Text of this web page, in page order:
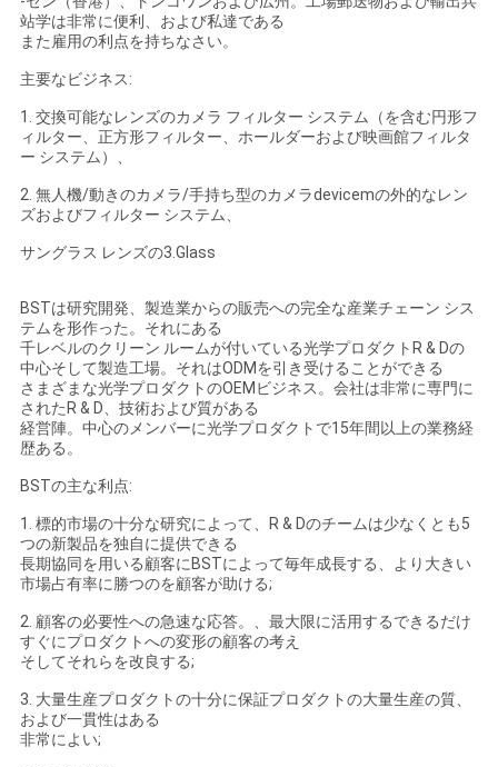
站学は非常に便利、および私達である
また雇用の利点を持ちなさい。
主要なビジネス:
1. 交換可能なレンズのカメラ フィルター システム（を含む円形フ
ィルター、正方形フィルター、ホールダーおよび映画館フィルタ
ー システム）、
2. 無人機/動きのカメラ/手持ち型のカメラdevicemの外的なレン
ズおよびフィルター システム、
サングラス レンズの3.Glass
BSTは研究開発、製造業からの販売への完全な産業チェーン シス
テムを形作った。それにある
千レベルのクリーン ルームが付いている光学プロダクトR & Dの
中心そして製造工場。それはODMを引き受けることができる
さまざまな光学プロダクトのOEMビジネス。会社は非常に専門に
されたR & D、技術および質がある
経営陣。中心のメンバーに光学プロダクトで15年間以上の業務経
歴ある。
BSTの主な利点:
1. 標的市場の十分な研究によって、R & Dのチームは少なくとも5
つの新製品を独自に提供できる
長期協同を用いる顧客にBSTによって毎年成長する、より大きい
市場占有率に勝つのを顧客が助ける;
2. 顧客の必要性への急速な応答。、最大限に活用するできるだけ
すぐにプロダクトへの変形の顧客の考え
そしてそれらを改良する;
3. 大量生産プロダクトの十分に保証プロダクトの大量生産の質、
および一貫性はある
非常によい;